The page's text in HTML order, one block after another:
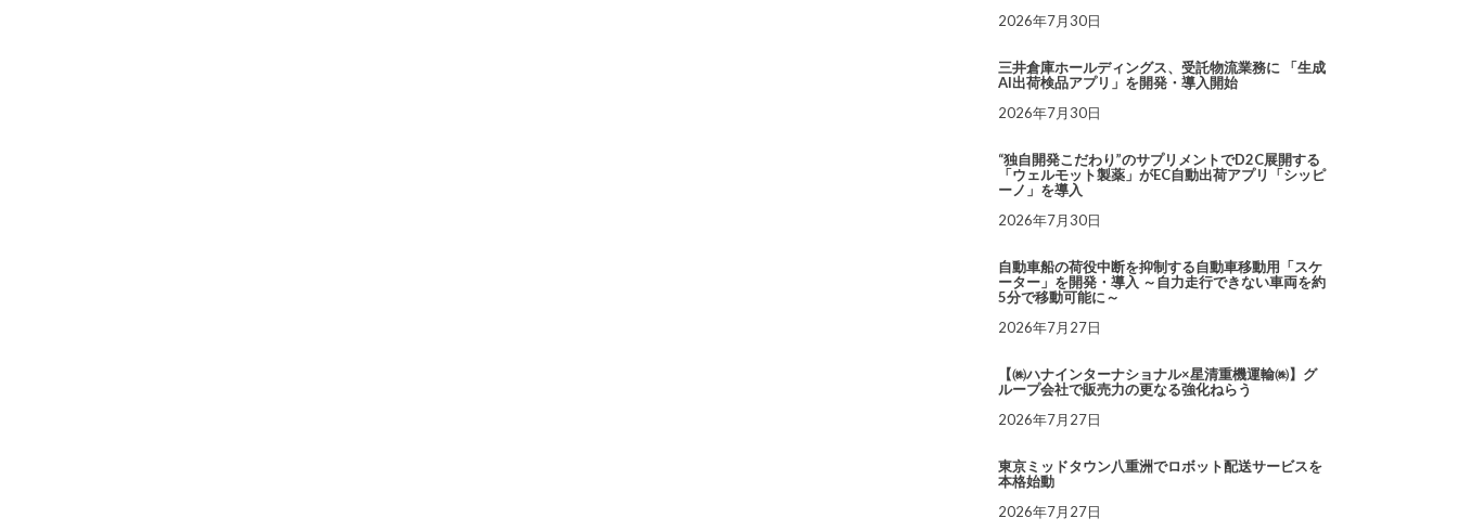
2026年7月30日
三井倉庫ホールディングス、受託物流業務に 「生成
AI出荷検品アプリ」を開発・導入開始
2026年7月30日
“独自開発こだわり”のサプリメントでD2C展開する
「ウェルモット製薬」がEC自動出荷アプリ「シッピ
ーノ」を導入
2026年7月30日
自動車船の荷役中断を抑制する自動車移動用「スケ
ーター」を開発・導入 ～自力走行できない車両を約
5分で移動可能に～
2026年7月27日
【㈱ハナインターナショナル×星清重機運輸㈱】グ
ループ会社で販売力の更なる強化ねらう
2026年7月27日
東京ミッドタウン八重洲でロボット配送サービスを
本格始動
2026年7月27日